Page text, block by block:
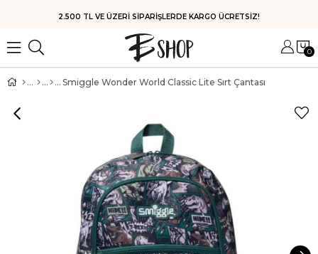
HIZLI KARGO
0
Smiggle Wonder World Classic Lite Sırt Çantası